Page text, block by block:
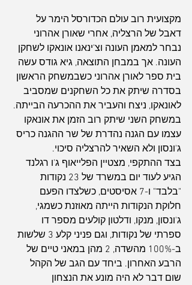
מקצועית רוב עולם הכדורסל הימר על
דאבל של הרצליה, אחרי שאורן אהרוני
נבחר למאמן העונה וצ'ינאנו אונאקו לשחקן
העונה. אך במבחן התוצאה, גיא גודס עשה
בית ספר לאורן אהרוני כשבמשחק הראשון
בסדרה שיתק את כל השחקנים שמסביב
לאונאקו, ניצח והעביר את ההכרעה הבייתה.
במשחק השני שיתק רוב הזמן את אונאקו
עצמו עם הגנה נהדרת של שר ההגנה כריס
ג'ונסון ולא השאיר להרצליה סיכוי.
בצד ההתקפי, מצטיין הפלייאוף ג'ו רגלנד
הגיע לעוד יום במשרד של 23 נקודות
"בלבד" ו-7 אסיסטים, כשלצדו הפעם
חלוקת הנקודות הייתה מאוזנת כשמגי,
ג'ונסון, מנקו, ודלטון קולעים מספר דו
ספרתי של נקודות, וגם פניני קלע 3 שלשות
ב-100% מהשדה, 2 מהן במאני טיים של
הרבע האחרון. ביחד עם הגב של הקהל
שום דבר לא היה מונע את הנצחון